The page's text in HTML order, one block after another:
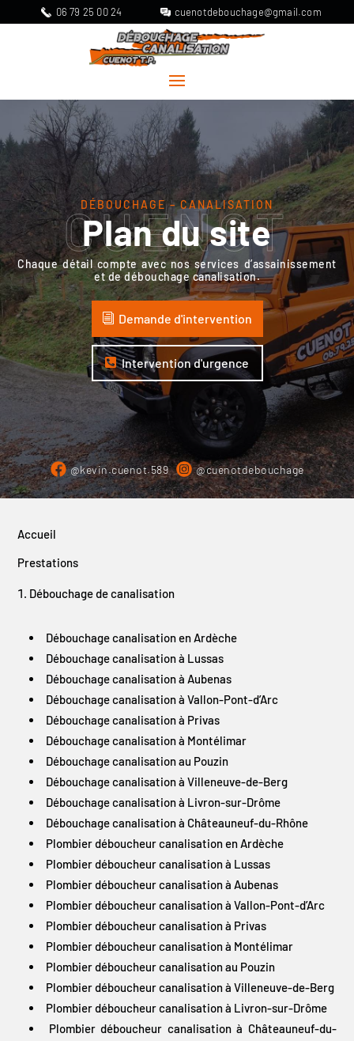
06 79 25 00 24 cuenotdebouchage@gmail.com
DÉBOUCHAGE – CANALISATION
Plan du site
Chaque détail compte avec nos services d’assainissement
et de débouchage canalisation.
CUENOT
Demande d'intervention
Intervention d'urgence
@kevin.cuenot.589 @cuenotdebouchage
Accueil
Prestations
Débouchage de canalisation
Débouchage canalisation en Ardèche
Débouchage canalisation à Lussas
Débouchage canalisation à Aubenas
Débouchage canalisation à Vallon-Pont-d’Arc
Débouchage canalisation à Privas
Débouchage canalisation à Montélimar
Débouchage canalisation au Pouzin
Débouchage canalisation à Villeneuve-de-Berg
Débouchage canalisation à Livron-sur-Drôme
Débouchage canalisation à Châteauneuf-du-Rhône
Plombier déboucheur canalisation en Ardèche
Plombier déboucheur canalisation à Lussas
Plombier déboucheur canalisation à Aubenas
Plombier déboucheur canalisation à Vallon-Pont-d’Arc
Plombier déboucheur canalisation à Privas
Plombier déboucheur canalisation à Montélimar
Plombier déboucheur canalisation au Pouzin
Plombier déboucheur canalisation à Villeneuve-de-Berg
Plombier déboucheur canalisation à Livron-sur-Drôme
Plombier déboucheur canalisation à Châteauneuf-du-